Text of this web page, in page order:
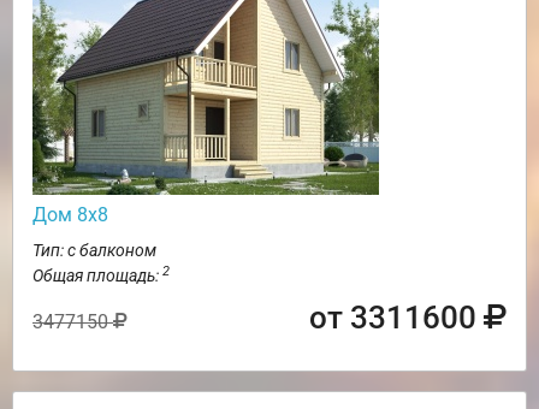
Дом 8х8
Тип: с балконом
Общая площадь: 2
3477150 от 3311600